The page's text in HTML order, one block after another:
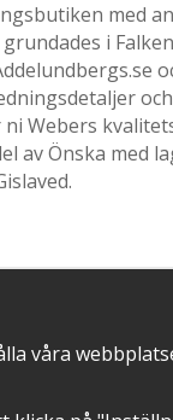
med
i
Webers
av Önska med
våra